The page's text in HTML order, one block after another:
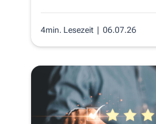
4min. Lesezeit | 06.07.26